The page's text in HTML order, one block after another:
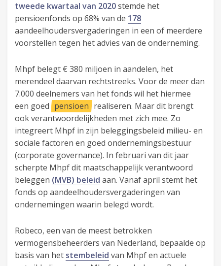
tweede kwartaal van 2020stemde het
pensioenfonds op 68% van de 178
aandeelhoudersvergaderingen in een of meerdere
voorstellen tegen het advies van de onderneming.
Mhpf belegt € 380 miljoen in aandelen, het
merendeel daarvan rechtstreeks. Voor de meer dan
7.000 deelnemers van het fonds wil het hiermee
een goed pensioen realiseren. Maar dit brengt
ook verantwoordelijkheden met zich mee. Zo
integreert Mhpf in zijn beleggingsbeleid milieu- en
sociale factoren en goed ondernemingsbestuur
(corporate governance). In februari van dit jaar
scherpte Mhpf dit maatschappelijk verantwoord
beleggen (MVB) beleid aan. Vanaf april stemt het
fonds op aandeelhoudersvergaderingen van
ondernemingen waarin belegd wordt.
Robeco, een van de meest betrokken
vermogensbeheerders van Nederland, bepaalde op
basis van het stembeleid van Mhpf en actuele